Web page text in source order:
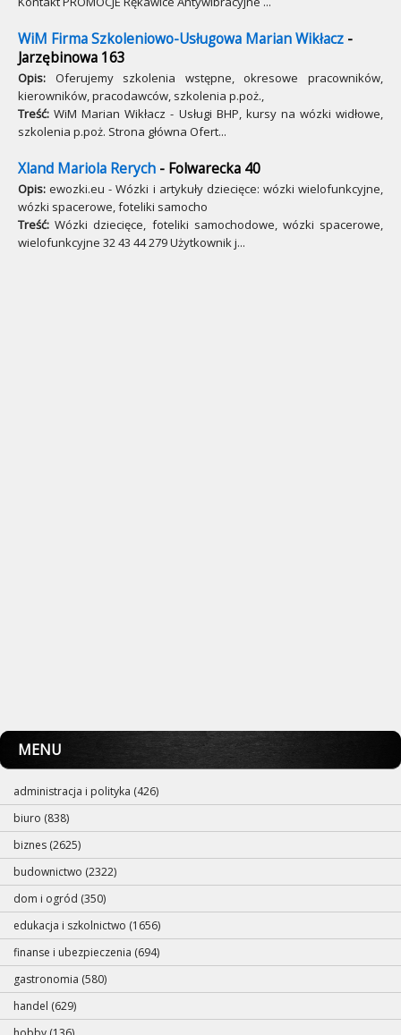
WiM Firma Szkoleniowo-Usługowa Marian Wikłacz -
Jarzębinowa 163
Opis: Oferujemy szkolenia wstępne, okresowe pracowników,
kierowników, pracodawców, szkolenia p.poż.,
Treść: WiM Marian Wikłacz - Usługi BHP, kursy na wózki widłowe,
szkolenia p.poż. Strona główna Ofert...
Xland Mariola Rerych - Folwarecka 40
Opis: ewozki.eu - Wózki i artykuły dziecięce: wózki wielofunkcyjne,
wózki spacerowe, foteliki samocho
Treść: Wózki dziecięce, foteliki samochodowe, wózki spacerowe,
wielofunkcyjne 32 43 44 279 Użytkownik j...
MENU
administracja i polityka (426)
biuro (838)
biznes (2625)
budownictwo (2322)
dom i ogród (350)
edukacja i szkolnictwo (1656)
finanse i ubezpieczenia (694)
gastronomia (580)
handel (629)